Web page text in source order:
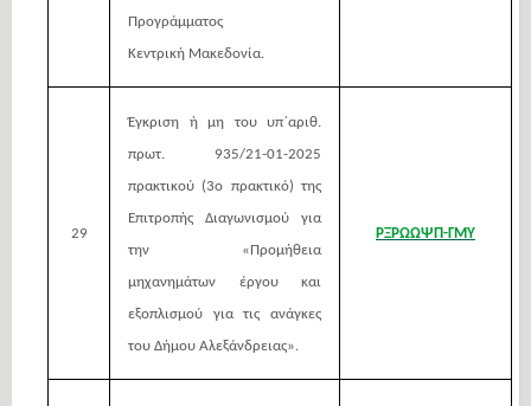
Προγράμματος
Κεντρική Μακεδονία.
29
Έγκριση ή μη του υπ΄αριθ.
πρωτ. 935/21-01-2025
πρακτικού (3ο πρακτικό) της
Επιτροπής Διαγωνισμού για
την «Προμήθεια
μηχανημάτων έργου και
εξοπλισμού για τις ανάγκες
του Δήμου Αλεξάνδρειας».
ΡΞΡΩΩΨΠ-ΓΜΥ